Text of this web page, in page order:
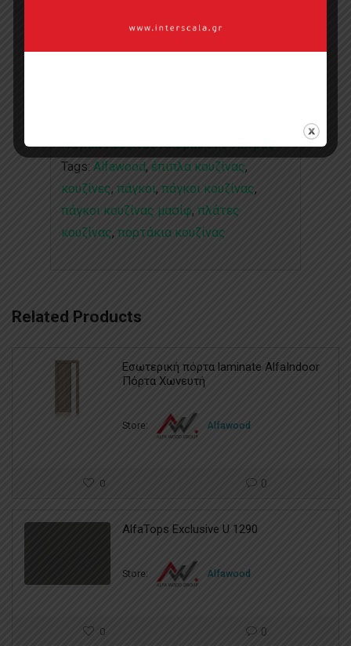
Πάγκοι Κουζίνας Απομίμησης Πέτρας
Tags: Alfawood, έπιπλα κουζίνας,
κουζίνες, πάγκοι, πάγκοι κουζίνας,
πάγκοι κουζίνας μασίφ, πλάτες
κουζίνας, πορτάκια κουζίνας
Related Products
Εσωτερική πόρτα laminate AlfaIndoor
Πόρτα Χωνευτή
Store: Alfawood
0 0
AlfaTops Exclusive U 1290
Store: Alfawood
0 0